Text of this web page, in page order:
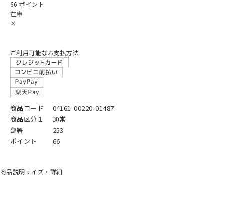
66 ポイント
在庫
×
ご利用可能なお支払方法
商品コード
04161-00220-01487
商品区分１
通常
部署
253
ポイント
66
商品説明サイズ・詳細